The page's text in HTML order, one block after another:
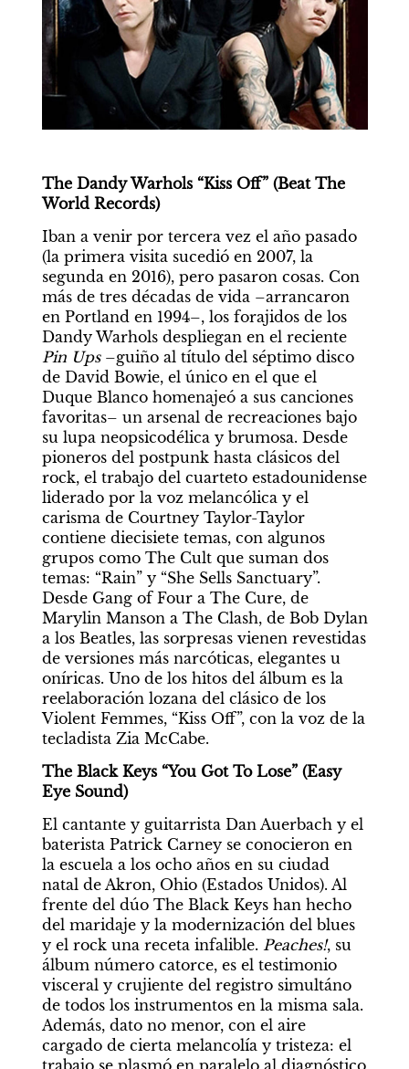
The Dandy Warhols “Kiss Off” (Beat The
World Records)
Iban a venir por tercera vez el año pasado
(la primera visita sucedió en 2007, la
segunda en 2016), pero pasaron cosas. Con
más de tres décadas de vida –arrancaron
en Portland en 1994–, los forajidos de los
Dandy Warhols despliegan en el reciente
Pin Ups –guiño al título del séptimo disco
de David Bowie, el único en el que el
Duque Blanco homenajeó a sus canciones
favoritas– un arsenal de recreaciones bajo
su lupa neopsicodélica y brumosa. Desde
pioneros del postpunk hasta clásicos del
rock, el trabajo del cuarteto estadounidense
liderado por la voz melancólica y el
carisma de Courtney Taylor-Taylor
contiene diecisiete temas, con algunos
grupos como The Cult que suman dos
temas: “Rain” y “She Sells Sanctuary”.
Desde Gang of Four a The Cure, de
Marylin Manson a The Clash, de Bob Dylan
a los Beatles, las sorpresas vienen revestidas
de versiones más narcóticas, elegantes u
oníricas. Uno de los hitos del álbum es la
reelaboración lozana del clásico de los
Violent Femmes, “Kiss Off”, con la voz de la
tecladista Zia McCabe.
The Black Keys “You Got To Lose” (Easy
Eye Sound)
El cantante y guitarrista Dan Auerbach y el
baterista Patrick Carney se conocieron en
la escuela a los ocho años en su ciudad
natal de Akron, Ohio (Estados Unidos). Al
frente del dúo The Black Keys han hecho
del maridaje y la modernización del blues
y el rock una receta infalible. Peaches!, su
álbum número catorce, es el testimonio
visceral y crujiente del registro simultáno
de todos los instrumentos en la misma sala.
Además, dato no menor, con el aire
cargado de cierta melancolía y tristeza: el
trabajo se plasmó en paralelo al diagnóstico